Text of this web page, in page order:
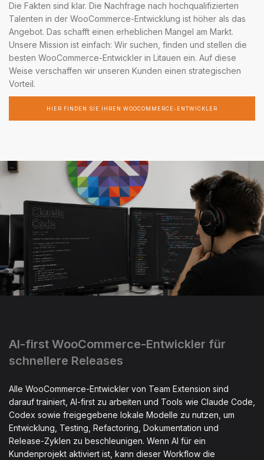
Die Fakten sind klar. Die Nachfrage nach hochqualifizierten
Talenten in der WooCommerce-Entwicklung ist höher als das
Angebot. Das schafft einen erheblichen Mangel am Markt.
Unsere Mission ist einfach: Wir suchen, finden und stellen die
besten WooCommerce-Entwickler in Litauen ein. Auf diese
Weise verschaffen wir unseren Kunden einen strategischen
Vorteil.
HIER FINDEN SIE IHREN WOOCOMMERCE-ENTWICKLER
AI-first WooCommerce-Entwickler für
schnellere Releases
Alle WooCommerce-Entwickler von Team Extension sind
darauf trainiert, AI-first zu arbeiten und Tools wie Claude Code,
Codex sowie freigegebene lokale Modelle zu nutzen, um
Entwicklung, Testing, Refactoring, Dokumentation und
Release-Zyklen zu beschleunigen. Wenn AI für ein
Kundenprojekt aktiviert ist, kann dieser Workflow die